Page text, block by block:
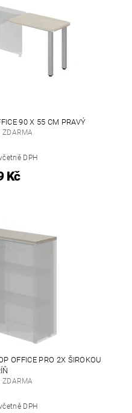
90 X 55 CM PRAVÝ
ZDARMA
DPH
Kč
OFFICE PRO 2X ŠIROKOU
ZDARMA
DPH